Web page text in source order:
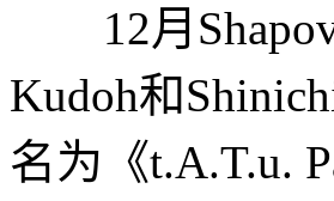
12月
Kudoh和
名为《t.A.T.u.